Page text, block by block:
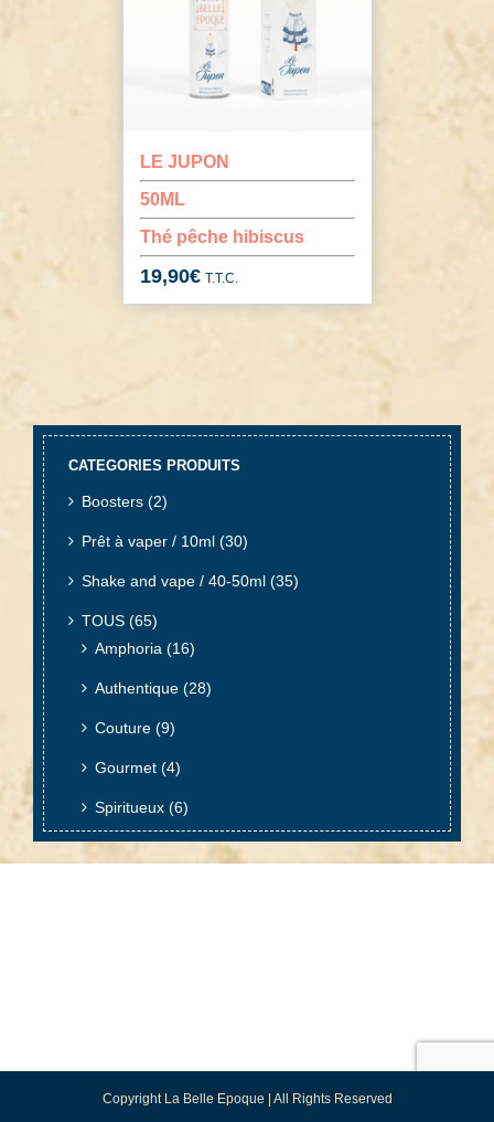
LE JUPON
50ML
Thé pêche hibiscus
19,90€ T.T.C.
CATEGORIES PRODUITS
Boosters (2)
Prêt à vaper / 10ml (30)
Shake and vape / 40-50ml (35)
TOUS (65)
Amphoria (16)
Authentique (28)
Couture (9)
Gourmet (4)
Spiritueux (6)
Copyright La Belle Epoque | All Rights Reserved